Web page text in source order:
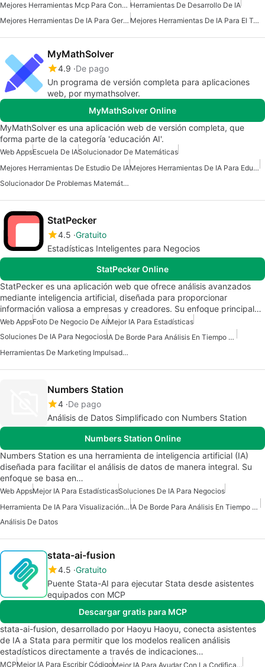
Mejores Herramientas Mcp Para Conectarse A Datos Herramientas De Desarrollo De IA
Mejores Herramientas De IA Para Gerentes De Producto
Mejores Herramientas De IA Para El Trabajo
MyMathSolver
4.9 De pago
Un programa de versión completa para aplicaciones
web, por mymathsolver.
MyMathSolver Online
MyMathSolver es una aplicación web de versión completa, que
forma parte de la categoría 'educación AI'.
Web AppsEscuela De IASolucionador De Matemáticas
Mejores Herramientas De Estudio De IA
Mejores Herramientas De IA Para Educadores
Solucionador De Problemas Matemáticos De IA
StatPecker
4.5 Gratuito
Estadísticas Inteligentes para Negocios
StatPecker Online
StatPecker es una aplicación web que ofrece análisis avanzados
mediante inteligencia artificial, diseñada para proporcionar
información valiosa a empresas y creadores. Su enfoque principal…
Web AppsFoto De Negocio De AiMejor IA Para Estadísticas
Soluciones De IA Para Negocios
IA De Borde Para Análisis En Tiempo Real
Herramientas De Marketing Impulsadas Por IA
Numbers Station
4 De pago
Análisis de Datos Simplificado con Numbers Station
Numbers Station Online
Numbers Station es una herramienta de inteligencia artificial (IA)
diseñada para facilitar el análisis de datos de manera integral. Su
enfoque se basa en…
Web AppsMejor IA Para EstadísticasSoluciones De IA Para Negocios
Herramienta De IA Para Visualización De Datos
IA De Borde Para Análisis En Tiempo Real
Análisis De Datos
stata-ai-fusion
4.5 Gratuito
Puente Stata-AI para ejecutar Stata desde asistentes
equipados con MCP
Descargar gratis para MCP
stata-ai-fusion, desarrollado por Haoyu Haoyu, conecta asistentes
de IA a Stata para permitir que los modelos realicen análisis
estadísticos directamente a través de indicaciones…
MCPMejor IA Para Escribir Código Mejor IA Para Ayudar Con La Codificación